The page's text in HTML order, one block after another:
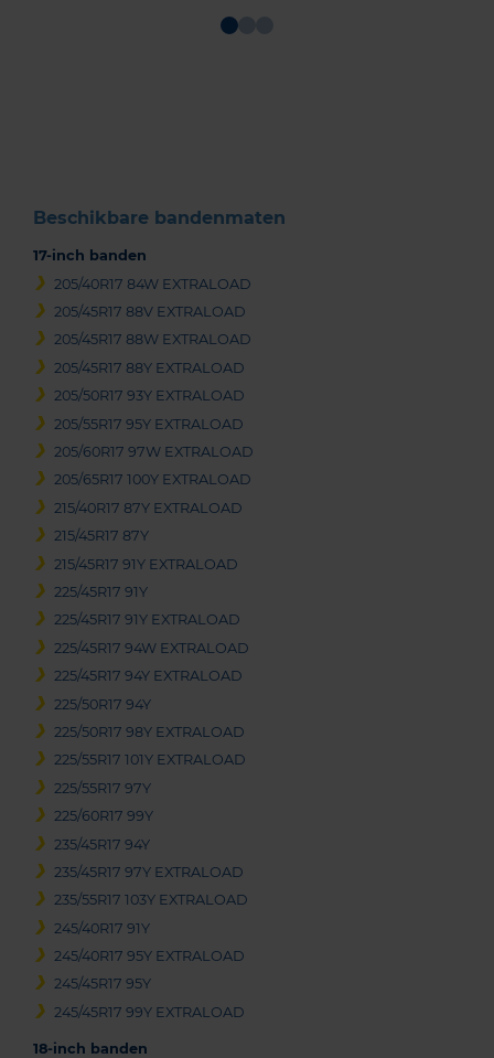
Beschikbare bandenmaten
17-inch banden
205/40R17 84W EXTRALOAD
205/45R17 88V EXTRALOAD
205/45R17 88W EXTRALOAD
205/45R17 88Y EXTRALOAD
205/50R17 93Y EXTRALOAD
205/55R17 95Y EXTRALOAD
205/60R17 97W EXTRALOAD
205/65R17 100Y EXTRALOAD
215/40R17 87Y EXTRALOAD
215/45R17 87Y
215/45R17 91Y EXTRALOAD
225/45R17 91Y
225/45R17 91Y EXTRALOAD
225/45R17 94W EXTRALOAD
225/45R17 94Y EXTRALOAD
225/50R17 94Y
225/50R17 98Y EXTRALOAD
225/55R17 101Y EXTRALOAD
225/55R17 97Y
225/60R17 99Y
235/45R17 94Y
235/45R17 97Y EXTRALOAD
235/55R17 103Y EXTRALOAD
245/40R17 91Y
245/40R17 95Y EXTRALOAD
245/45R17 95Y
245/45R17 99Y EXTRALOAD
18-inch banden